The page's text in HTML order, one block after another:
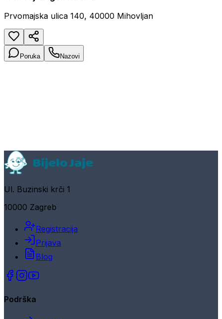
Prvomajska ulica 140, 40000 Mihovljan
Poruka Nazovi
Ul. Buzinski krči 1
10000 Zagreb
Registracija
Prijava
Blog
Podrška